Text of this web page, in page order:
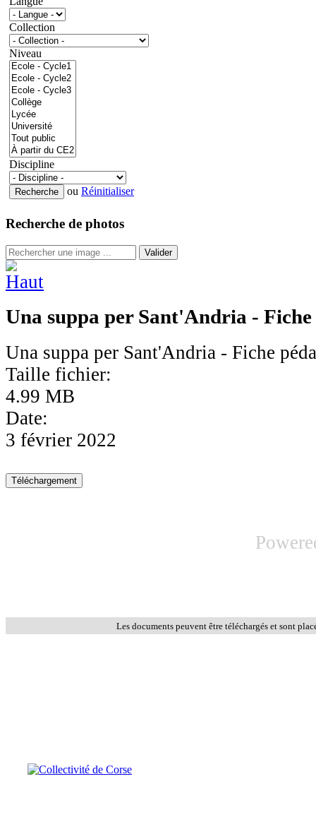
Collection
Niveau
Discipline
ou Réinitialiser
Recherche de photos
Valider
Una suppa per Sant'Andria - Fiche
Una suppa per Sant'Andria - Fiche
Taille fichier:
4.99 MB
Date:
3 février 2022
Les documents peuvent être téléchargés et sont